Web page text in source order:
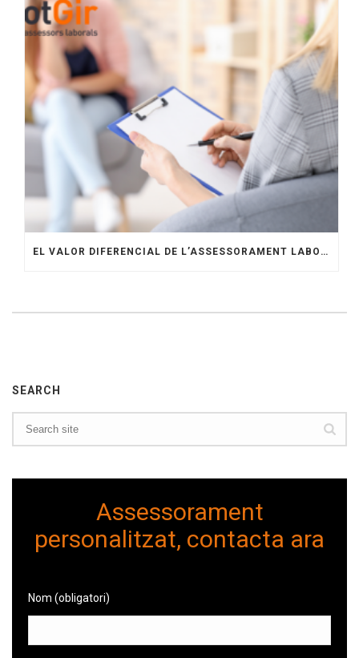
EL VALOR DIFERENCIAL DE L’ASSESSORAMENT LABORAL ESPECIALITZAT AMB OTGIR
SEARCH
Assessorament
personalitzat, contacta ara
Nom (obligatori)